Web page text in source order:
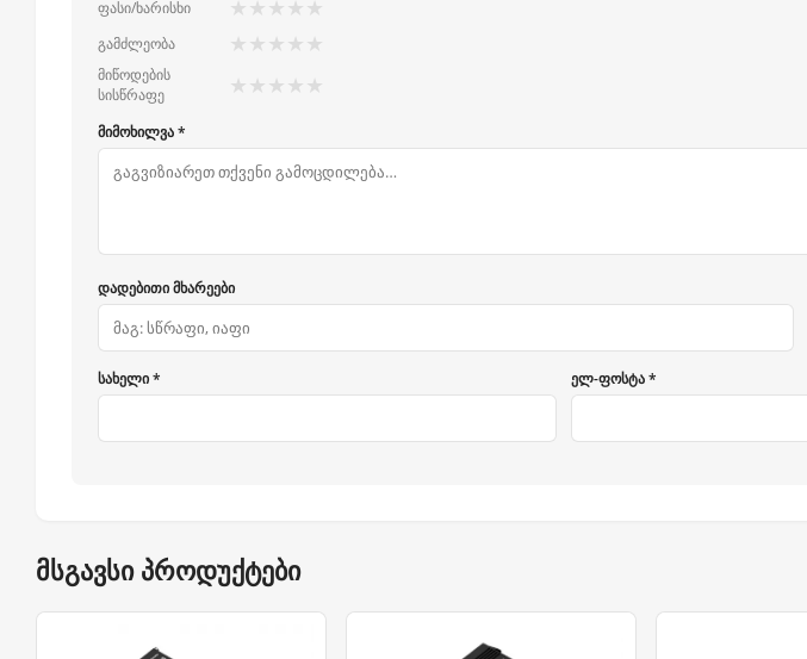
ფასი/ხარისხი
★ ★ ★ ★ ★
გამძლეობა ★ ★ ★ ★ ★
მიწოდების
სისწრაფე
★ ★ ★ ★ ★
მიმოხილვა *
დადებითი მხარეები
სახელი * ელ-ფოსტა *
მსგავსი პროდუქტები